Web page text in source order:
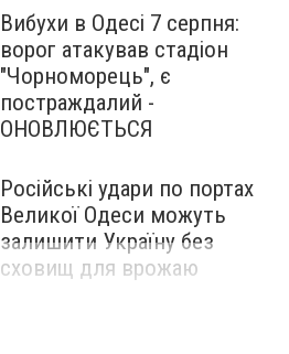
Вибухи в Одесі 7 серпня:
ворог атакував стадіон
"Чорноморець", є
постраждалий -
ОНОВЛЮЄТЬСЯ
Російські удари по портах
Великої Одеси можуть
залишити Україну без
сховищ для врожаю